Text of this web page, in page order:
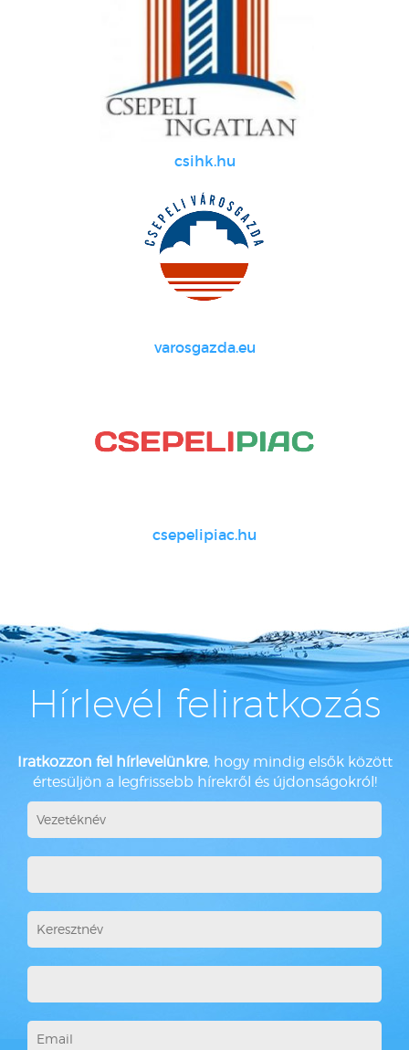
csihk.hu
varosgazda.eu
csepelipiac.hu
Hírlevél feliratkozás
Iratkozzon fel hírlevelünkre, hogy mindig elsők között
értesüljön a legfrissebb hírekről és újdonságokról!